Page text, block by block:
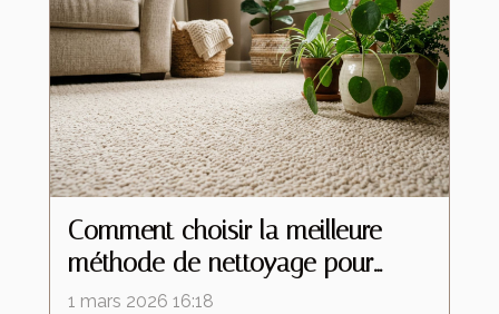
Comment choisir la meilleure
méthode de nettoyage pour
votre moquette ?
1 mars 2026 16:18